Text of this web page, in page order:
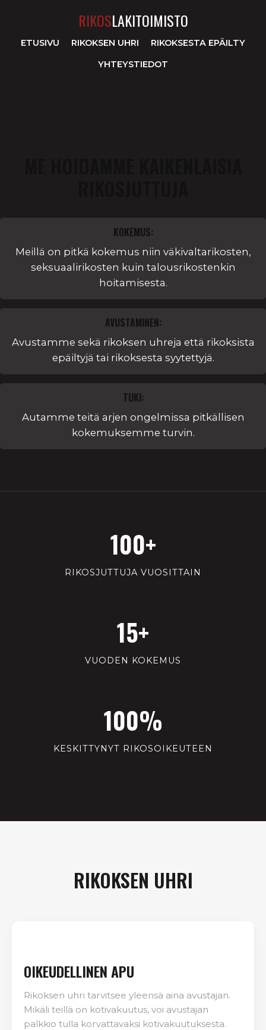
RIKOSLAKITOIMISTO
ETUSIVU RIKOKSEN UHRI
RIKOKSESTA EPÄILTY
YHTEYSTIEDOT
KOKEMUS:
Meillä on pitkä kokemus niin väkivaltarikosten,
seksuaalirikosten kuin talousrikostenkin
hoitamisesta.
AVUSTAMINEN:
Avustamme sekä rikoksen uhreja että rikoksista
epäiltyjä tai rikoksesta syytettyjä.
TUKI:
Autamme teitä arjen ongelmissa pitkällisen
kokemuksemme turvin.
100+
RIKOSJUTTUJA VUOSITTAIN
15+
VUODEN KOKEMUS
100%
KESKITTYNYT RIKOSOIKEUTEEN
RIKOKSEN UHRI
OIKEUDELLINEN APU
Rikoksen uhri tarvitsee yleensä aina avustajan.
Mikäli teillä on kotivakuutus, voi avustajan
palkkio tulla korvattavaksi kotivakuutuksesta.